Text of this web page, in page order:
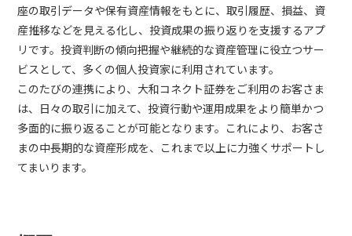
座の取引データや保有資産情報をもとに、取引履歴、損益、資
産推移などを見える化し、投資成果の振り返りを支援するアプ
リです。投資判断の傾向把握や継続的な資産管理に役立つサー
ビスとして、多くの個人投資家に利用されています。
このたびの連携により、大和コネクト証券をご利用のお客さま
は、日々の取引に加えて、投資行動や運用成果をより簡単かつ
多面的に振り返ることが可能となります。これにより、お客さ
まの中長期的な資産形成を、これまで以上に力強くサポートし
てまいります。